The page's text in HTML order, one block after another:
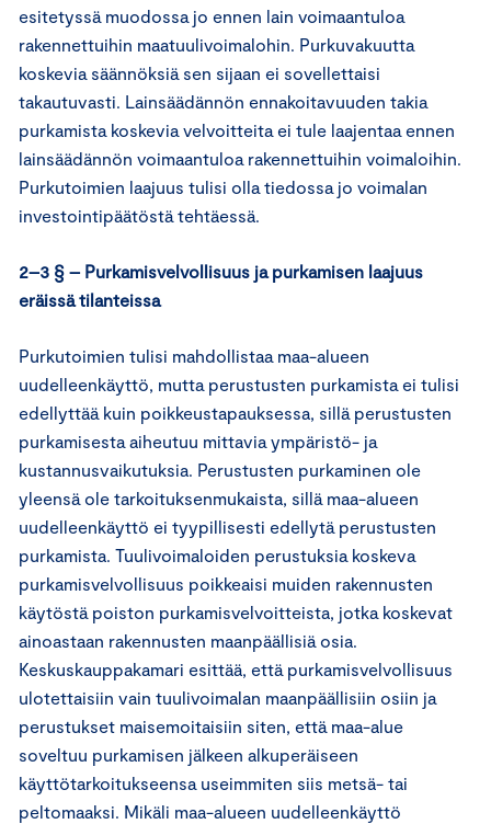
esitetyssä muodossa jo ennen lain voimaantuloa
rakennettuihin maatuulivoimalohin. Purkuvakuutta
koskevia säännöksiä sen sijaan ei sovellettaisi
takautuvasti. Lainsäädännön ennakoitavuuden takia
purkamista koskevia velvoitteita ei tule laajentaa ennen
lainsäädännön voimaantuloa rakennettuihin voimaloihin.
Purkutoimien laajuus tulisi olla tiedossa jo voimalan
investointipäätöstä tehtäessä.
2–3 § – Purkamisvelvollisuus ja purkamisen laajuus
eräissä tilanteissa
Purkutoimien tulisi mahdollistaa maa-alueen
uudelleenkäyttö, mutta perustusten purkamista ei tulisi
edellyttää kuin poikkeustapauksessa, sillä perustusten
purkamisesta aiheutuu mittavia ympäristö- ja
kustannusvaikutuksia. Perustusten purkaminen ole
yleensä ole tarkoituksenmukaista, sillä maa-alueen
uudelleenkäyttö ei tyypillisesti edellytä perustusten
purkamista. Tuulivoimaloiden perustuksia koskeva
purkamisvelvollisuus poikkeaisi muiden rakennusten
käytöstä poiston purkamisvelvoitteista, jotka koskevat
ainoastaan rakennusten maanpäällisiä osia.
Keskuskauppakamari esittää, että purkamisvelvollisuus
ulotettaisiin vain tuulivoimalan maanpäällisiin osiin ja
perustukset maisemoitaisiin siten, että maa-alue
soveltuu purkamisen jälkeen alkuperäiseen
käyttötarkoitukseensa useimmiten siis metsä- tai
peltomaaksi. Mikäli maa-alueen uudelleenkäyttö